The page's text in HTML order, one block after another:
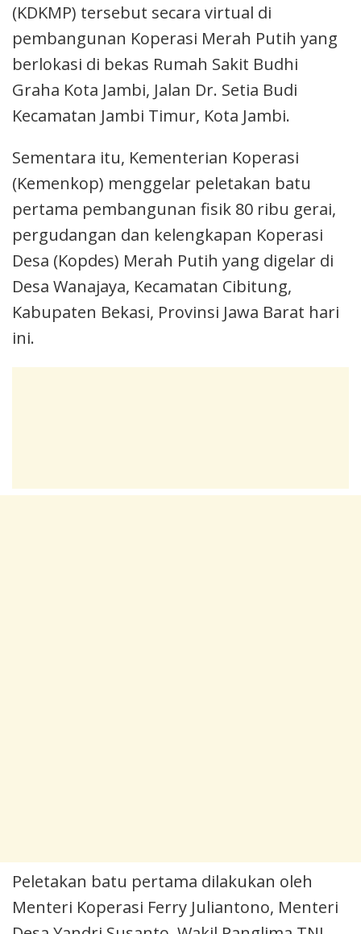
(KDKMP) tersebut secara virtual di
pembangunan Koperasi Merah Putih yang
berlokasi di bekas Rumah Sakit Budhi
Graha Kota Jambi, Jalan Dr. Setia Budi
Kecamatan Jambi Timur, Kota Jambi.
Sementara itu, Kementerian Koperasi
(Kemenkop) menggelar peletakan batu
pertama pembangunan fisik 80 ribu gerai,
pergudangan dan kelengkapan Koperasi
Desa (Kopdes) Merah Putih yang digelar di
Desa Wanajaya, Kecamatan Cibitung,
Kabupaten Bekasi, Provinsi Jawa Barat hari
ini.
Peletakan batu pertama dilakukan oleh
Menteri Koperasi Ferry Juliantono, Menteri